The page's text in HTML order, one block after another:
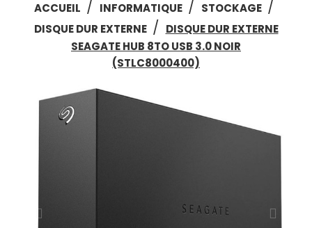
ACCUEIL
INFORMATIQUE
STOCKAGE
DISQUE DUR EXTERNE
DISQUE DUR EXTERNE
SEAGATE HUB 8TO USB 3.0 NOIR
(STLC8000400)